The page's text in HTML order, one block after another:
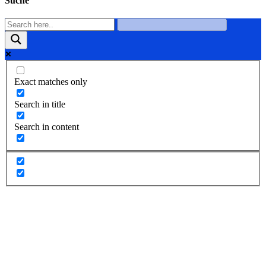
Exact matches only
Search in title
Search in content